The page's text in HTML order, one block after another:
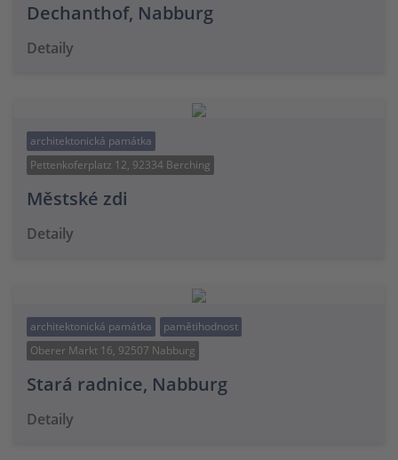
Dechanthof, Nabburg
Detaily
architektonická památka
Pettenkoferplatz 12, 92334 Berching
Městské zdi
Detaily
architektonická památka
pamětihodnost
Oberer Markt 16, 92507 Nabburg
Stará radnice, Nabburg
Detaily